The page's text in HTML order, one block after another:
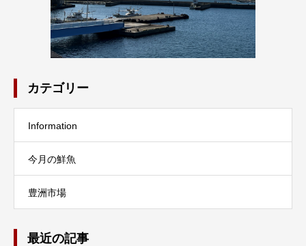
カテゴリー
Information
今月の鮮魚
豊洲市場
最近の記事